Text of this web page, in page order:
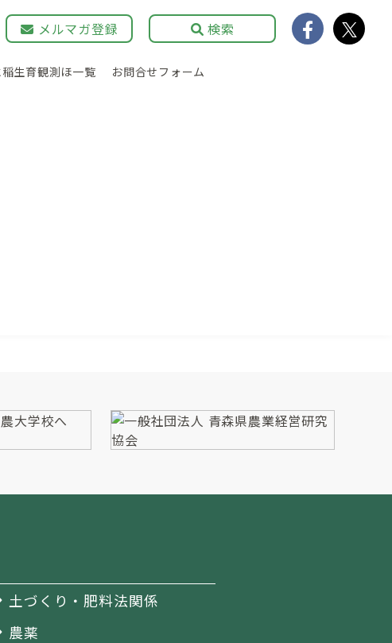
メルマガ登録 検索
生育観測ほ一覧 お問合せフォーム
土づくり・肥料法関係
農薬